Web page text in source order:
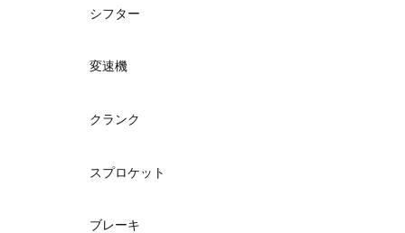
シフター
変速機
クランク
スプロケット
ブレーキ